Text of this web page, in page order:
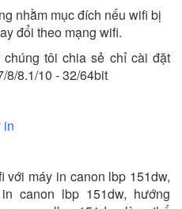
nhằm mục đích nếu wifi bị
đổi theo mạng wifi.
chúng tôi chia sẻ chỉ cài đặt
8/8.1/10 - 32/64bit
in
với máy in canon lbp 151dw,
canon lbp 151dw, hướng